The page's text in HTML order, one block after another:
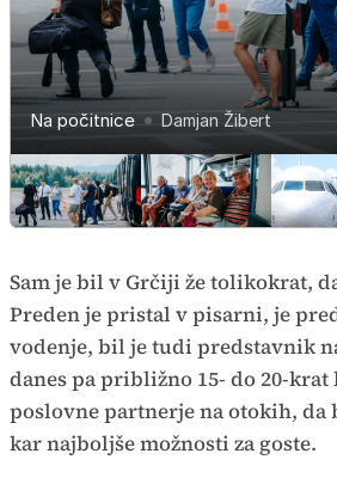
Na počitnice Damjan Žibert
Na počitnice Damjan Žibert
Na počitnice Damjan Žibert
Na počitnice Damjan Žibert
Na počitnice Damjan Žibert
Na počitnice Damjan Žibert
Čarterska sezona je odprta
Damjan Žibert
Na počitnice Damjan Žibert
Na počitnice Damjan Žibert
Na počitnice Damjan Žibert
Na počitnice Damjan Žibert
Sam je bil v Grčiji že tolikokrat,
Preden je pristal v pisarni, je
vodenje, bil je tudi predstavnik
danes pa približno 15- do 20-krat
poslovne partnerje na otokih, da
kar najboljše možnosti za goste.